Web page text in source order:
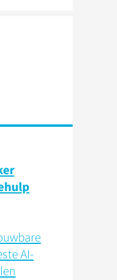
AI-